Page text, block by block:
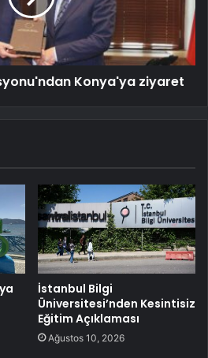
Konya'ya ziyaret
İstanbul Bilgi
Üniversitesi’nden Kesintisiz
Eğitim Açıklaması
Ağustos 10, 2026